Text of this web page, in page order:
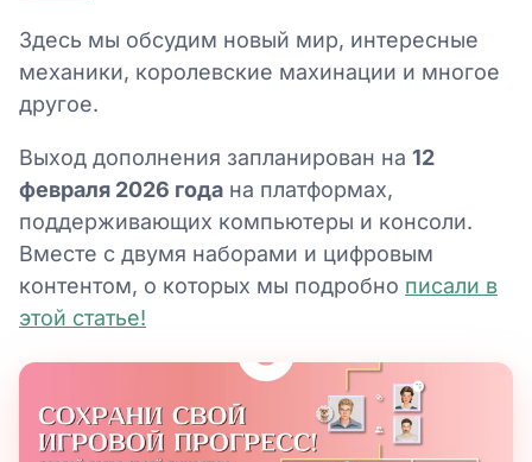
Здесь мы обсудим новый мир, интересные
механики, королевские махинации и многое
другое.
Выход дополнения запланирован на 12
февраля 2026 года на платформах,
поддерживающих компьютеры и консоли.
Вместе с двумя наборами и цифровым
контентом, о которых мы подробно писали в
этой статье!